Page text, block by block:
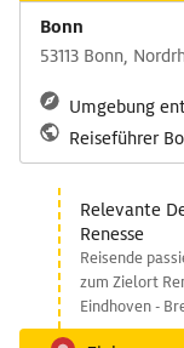
Bonn
53113 Bonn,
Umgebung
Reiseführer
Relevante
Renesse
Reisende
zum Zielort
Eindhoven -